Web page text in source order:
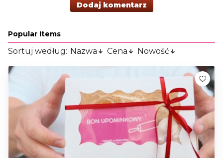
Dodaj komentarz
Popular Items
Sortuj według: Nazwa Cena Nowość